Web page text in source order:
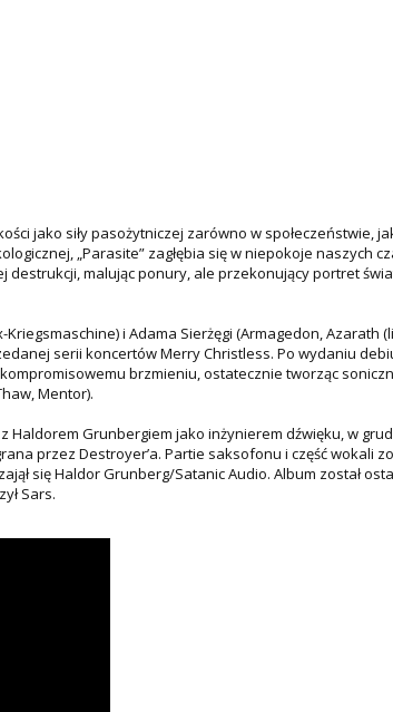
jako siły pasożytniczej zarówno w społeczeństwie,
„Parasite” zagłębia się w niepokoje naszych
malując ponury, ale przekonujący portret
i Adama Sierżęgi (Armagedon, Azarath
serii koncertów Merry Christless. Po wydaniu
brzmieniu, ostatecznie tworząc
Mentor).
Haldorem Grunbergiem jako inżynierem dźwięku, w
przez Destroyer’a. Partie saksofonu i część wokali
się Haldor Grunberg/Satanic Audio. Album został
Sars.